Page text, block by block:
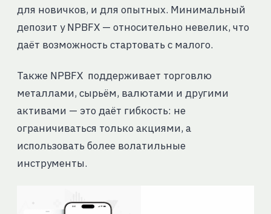
для новичков, и для опытных. Минимальный
депозит у NPBFX — относительно невелик, что
даёт возможность стартовать с малого.
Также NPBFX поддерживает торговлю
металлами, сырьём, валютами и другими
активами — это даёт гибкость: не
ограничиваться только акциями, а
использовать более волатильные
инструменты.